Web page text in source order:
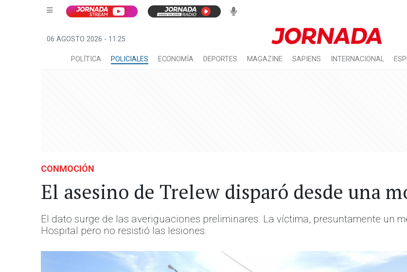
06 AGOSTO 2026 - 11:25
POLÍTICA POLICIALES ECONOMÍA DEPORTES MAGAZINE SAPIENS INTERNACIONAL
CONMOCIÓN
El asesino de Trelew disparó desde una
El dato surge de las averiguaciones preliminares. La víctima, presuntamente un
Hospital pero no resistió las lesiones.